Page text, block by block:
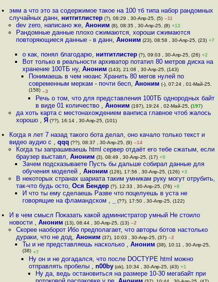
эмм а что это за содержимое такое на 100 тб типа набор рандомных
случайных данн, нитгитлистер (?), 08:29 , 30-Апр-25, (5) –11
dev zero, написано же, Аноним (8), 08:35 , 30-Апр-25, (8) +12
Рандомные данные плохо сжимаются, хороши сжимаются
повторяющиеся данные - в данн, Аноним (23), 08:58 , 30-Апр-25, (23) +7
о как, понял благодарю, нитгитлистер(?), 09:03 , 30-Апр-25, (26) +2
Вот только в реальности архиватор потатил 80 метров диска на
хранение 100ТБ ну, Аноним (143), 21:08 , 30-Апр-25, (143)
Понимаешь в чем нюанс Хранить 80 мегов нулей по
современным меркам - почти бесп,Аноним (-), 07:24 , 01-Май-25,
(158) –3
Речь о том, что для представления 100ТБ однородных байт
в виде 01 количество , Аноним (197), 19:24 , 02-Май-25, (197)
да хоть карта с местонахождением ванписа главное чтоб жалось
хорошо , Я (??), 16:14 , 30-Апр-25, (101)
Когда я лет 7 назад такого бота делал, оно качало только текст и
видео аудио с ,qqq (??), 08:37 , 30-Апр-25, (9) –14
Когда ты запрашиваешь html сервер отдаёт его тебе сжатым, если
браузер выставл, Аноним (3), 08:49 , 30-Апр-25, (17) +9
Зачем подсказываете Пусть бы дальше собирал данные для
обучения моделей , Аноним (126), 17:56 , 30-Апр-25, (126) +3
В некоторых странах шариата таким умникам руку могут отрубить,
так-что будь осто, Ося Бендер(?), 12:33 , 30-Апр-25, (76) +8
И что ты ему сделаешь Разве что поцелуешь в уста не
говорящие на фламандском , (??), 17:50 , 30-Апр-25, (122)
И в чем смысл Показать какой администратор умный Не стоило
новости ,Аноним (13), 08:44 , 30-Апр-25, (13) –2
Скорее наоборот Ибо предполагает, что авторы ботов настолько
дураки, что не дод, Аноним (37), 10:03 , 30-Апр-25, (37) –2
Ты и не представляешь насколько , Аноним (38), 10:11 , 30-Апр-25,
(38) +7
Ну он и не догадался, что после DOCTYPE html можно
отправлять пробелы ,n00by (ok), 10:34 , 30-Апр-25, (43) +1
Ну да, ведь остановиться на размере 10-30 мегабайт при